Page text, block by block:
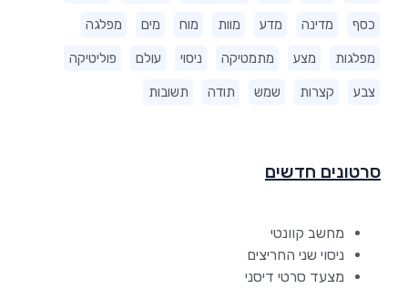
כסף מדינה מדע מוות מוח מים מפלגה
מפלגות מצע מתמטיקה ניסוי עולם פוליטיקה
צבע קצרות שמש תודה תשובות
סרטונים חדשים
מחשב קוונטי
ניסוי שני החריצים
מצעד סרטי דיסני